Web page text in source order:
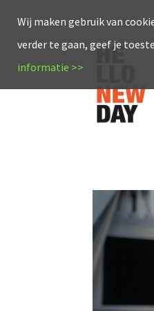
Wij maken gebruik van
verder te gaan, geef je
informatie >>